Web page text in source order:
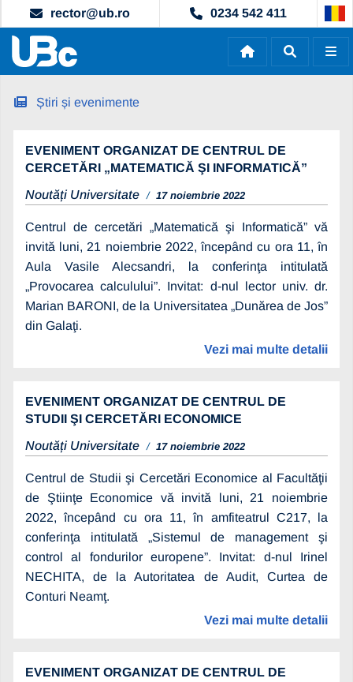
rector@ub.ro 0234 542 411
Știri și evenimente
EVENIMENT ORGANIZAT DE CENTRUL DE
CERCETĂRI „MATEMATICĂ ŞI INFORMATICĂ”
Noutăți Universitate
17 noiembrie 2022
Centrul de cercetări „Matematică şi Informatică” vă
invită luni, 21 noiembrie 2022, începând cu ora 11, în
Aula Vasile Alecsandri, la conferinţa intitulată
„Provocarea calculului”. Invitat: d-nul lector univ. dr.
Marian BARONI, de la Universitatea „Dunărea de Jos”
din Galaţi.
Vezi mai multe detalii
EVENIMENT ORGANIZAT DE CENTRUL DE
STUDII ŞI CERCETĂRI ECONOMICE
Noutăți Universitate
17 noiembrie 2022
Centrul de Studii şi Cercetări Economice al Facultăţii
de Ştiinţe Economice vă invită luni, 21 noiembrie
2022, începând cu ora 11, în amfiteatrul C217, la
conferinţa intitulată „Sistemul de management şi
control al fondurilor europene”. Invitat: d-nul Irinel
NECHITA, de la Autoritatea de Audit, Curtea de
Conturi Neamţ.
Vezi mai multe detalii
EVENIMENT ORGANIZAT DE CENTRUL DE